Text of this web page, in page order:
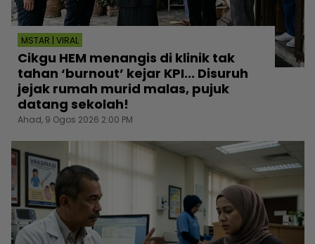
MSTAR | VIRAL
Cikgu HEM menangis di klinik tak
tahan ‘burnout’ kejar KPI... Disuruh
jejak rumah murid malas, pujuk
datang sekolah!
Ahad, 9 Ogos 2026 2:00 PM